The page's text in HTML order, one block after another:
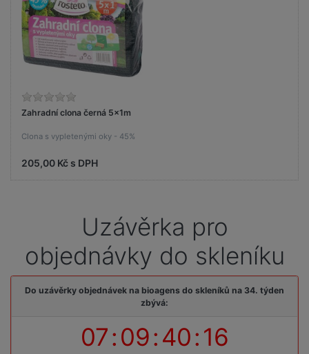
Zahradní clona černá 5x1m
Clona s vypletenými oky - 45%
205,00 Kč s DPH
Uzávěrka pro
objednávky do skleníku
Do uzávěrky objednávek na bioagens do skleníků na 34. týden
zbývá:
07:09:40:16